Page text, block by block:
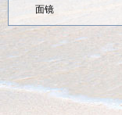
面镜